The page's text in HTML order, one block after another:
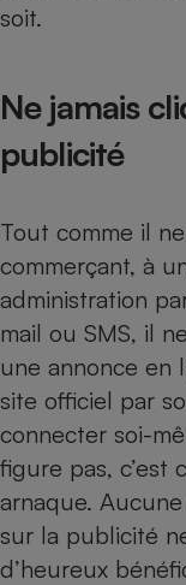
soit.
Ne jamais
publicité
Tout comme il
commerçant, à
administration
mail ou SMS, il
une annonce en
site officiel par
connecter soi-
figure pas, c’est
arnaque.
sur la publicité
d’heureux